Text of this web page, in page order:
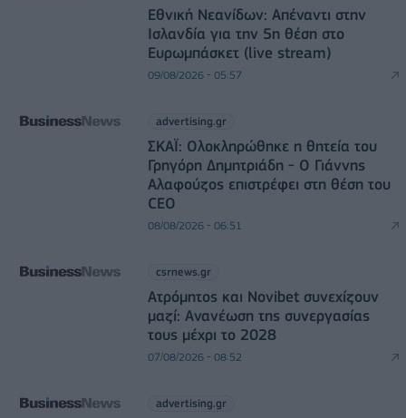
Εθνική Νεανίδων: Απέναντι στην
Ισλανδία για την 5η θέση στο
Ευρωμπάσκετ (live stream)
09/08/2026 - 05:57
advertising.gr
ΣΚΑΪ: Ολοκληρώθηκε η θητεία του
Γρηγόρη Δημητριάδη - Ο Γιάννης
Αλαφούζος επιστρέφει στη θέση του
CEO
08/08/2026 - 06:51
csrnews.gr
Ατρόμητος και Novibet συνεχίζουν
μαζί: Ανανέωση της συνεργασίας
τους μέχρι το 2028
07/08/2026 - 08:52
advertising.gr